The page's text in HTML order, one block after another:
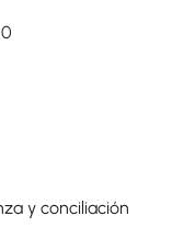
y conciliación